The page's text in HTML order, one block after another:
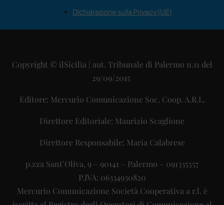
Dichiarazione sulla Privacy (UE)
Copyright © ilSicilia | aut. Tribunale di Palermo n.11 del
29/09/2015
Editore: Mercurio Comunicazione Soc. Coop. A.R.L.
Direttore Editoriale: Maurizio Scaglione
Direttore Responsabile: Maria Calabrese
p.zza Sant’Oliva, 9 – 90141 – Palermo – 091335557
P.IVA: 06334930820
Mercurio Comunicazione Società Cooperativa a r.l. è